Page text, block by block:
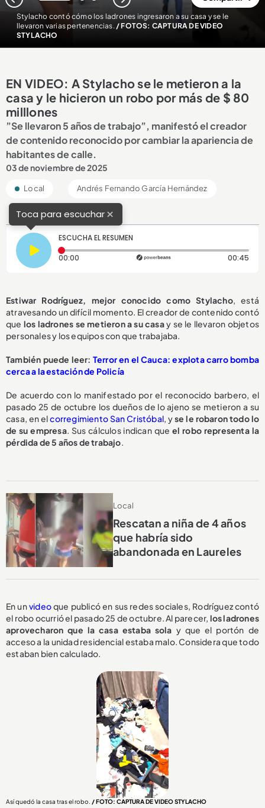
Stylacho contó cómo los ladrones ingresaron a su casa y se le
llevaron varias pertenencias. / FOTOS: CAPTURA DE VIDEO
STYLACHO
EN VIDEO: A Stylacho se le metieron a la
casa y le hicieron un robo por más de $ 80
milllones
”Se llevaron 5 años de trabajo”, manifestó el creador
de contenido reconocido por cambiar la apariencia de
habitantes de calle.
03 de noviembre de 2025
Local Andrés Fernando García Hernández
Toca para escuchar×
ESCUCHA EL RESUMEN
00:00 Tiempo transcurrido: 0 segundos 00:45
Estiwar Rodríguez, mejor conocido como Stylacho, está
atravesando un difícil momento. El creador de contenido contó
que los ladrones se metieron a su casay se le llevaron objetos
personales y los equipos con que trabajaba.
También puede leer: Terror en el Cauca: explota carro bomba
cerca a la estación de Policía
De acuerdo con lo manifestado por el reconocido barbero, el
pasado 25 de octubre los dueños de lo ajeno se metieron a su
casa, en elcorregimiento San Cristóbal, yse le robaron todo lo
de su empresa. Sus cálculos indican queel robo representa la
pérdida de 5 años de trabajo.
Local
Rescatan a niña de 4 años
que habría sido
abandonada en Laureles
En unvideoque publicó en sus redes sociales, Rodríguez contó
el robo ocurrió el pasado 25 de octubre. Al parecer, los ladrones
aprovecharon que la casa estaba sola y que el portón de
acceso a la unidad residencial estaba malo. Considera que todo
estaban bien calculado.
Así quedó la casa tras el robo. / FOTO: CAPTURA DE VIDEO STYLACHO